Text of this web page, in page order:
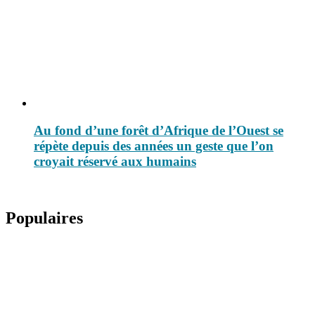
Au fond d’une forêt d’Afrique de l’Ouest se
répète depuis des années un geste que l’on
croyait réservé aux humains
Populaires